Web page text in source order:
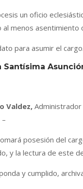
un oficio
menos asentimiento
para asumir el cargo.
Valdez, Administrador
posesión del
y la lectura de este
y cumplido,